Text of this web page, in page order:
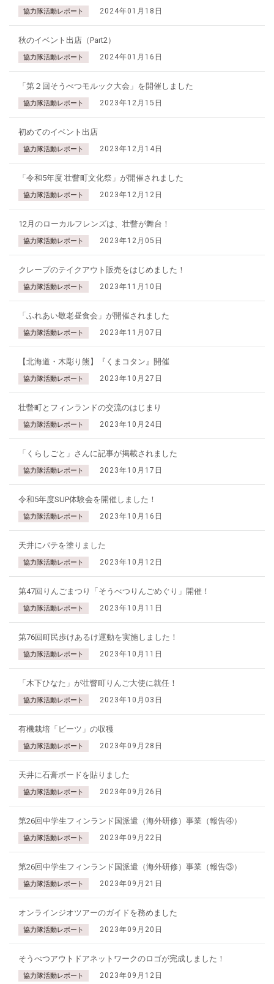
協力隊活動レポート 2024年01月18日
秋のイベント出店（Part2）
協力隊活動レポート 2024年01月16日
「第２回そうべつモルック大会」を開催しました
協力隊活動レポート 2023年12月15日
初めてのイベント出店
協力隊活動レポート 2023年12月14日
「令和5年度 壮瞥町文化祭」が開催されました
協力隊活動レポート 2023年12月12日
12月のローカルフレンズは、壮瞥が舞台！
協力隊活動レポート 2023年12月05日
クレープのテイクアウト販売をはじめました！
協力隊活動レポート 2023年11月10日
「ふれあい敬老昼食会」が開催されました
協力隊活動レポート 2023年11月07日
【北海道・木彫り熊】『くまコタン』開催
協力隊活動レポート 2023年10月27日
壮瞥町とフィンランドの交流のはじまり
協力隊活動レポート 2023年10月24日
「くらしごと」さんに記事が掲載されました
協力隊活動レポート 2023年10月17日
令和5年度SUP体験会を開催しました！
協力隊活動レポート 2023年10月16日
天井にパテを塗りました
協力隊活動レポート 2023年10月12日
第47回りんごまつり「そうべつりんごめぐり」開催！
協力隊活動レポート 2023年10月11日
第76回町民歩けあるけ運動を実施しました！
協力隊活動レポート 2023年10月11日
「木下ひなた」が壮瞥町りんご大使に就任！
協力隊活動レポート 2023年10月03日
有機栽培「ビーツ」の収穫
協力隊活動レポート 2023年09月28日
天井に石膏ボードを貼りました
協力隊活動レポート 2023年09月26日
第26回中学生フィンランド国派遣（海外研修）事業（報告④）
協力隊活動レポート 2023年09月22日
第26回中学生フィンランド国派遣（海外研修）事業（報告③）
協力隊活動レポート 2023年09月21日
オンラインジオツアーのガイドを務めました
協力隊活動レポート 2023年09月20日
そうべつアウトドアネットワークのロゴが完成しました！
協力隊活動レポート 2023年09月12日